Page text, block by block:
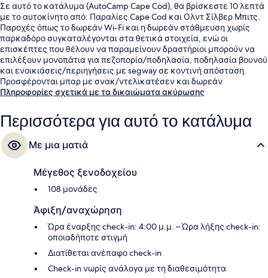
Σε αυτό το κατάλυμα (AutoCamp Cape Cod), θα βρίσκεστε 10 λεπτά
με το αυτοκίνητο από: Παραλίες Cape Cod και Ολντ Σίλβερ Μπιτς.
Παροχές όπως το δωρεάν Wi-Fi και η δωρεάν στάθμευση χωρίς
παρκαδόρο συγκαταλέγονται στα θετικά στοιχεία, ενώ οι
επισκέπτες που θέλουν να παραμείνουν δραστήριοι μπορούν να
επιλέξουν μονοπάτια για πεζοπορία/ποδηλασία, ποδηλασία βουνού
και ενοικιάσεις/περιηγήσεις με segway σε κοντινή απόσταση.
Προσφέρονται μπαρ με σνακ/ντελικατέσεν και δωρεάν
ενοικιάσεις ποδηλάτων, ενώ τα καταλύματα έχουν προσεγμένες
(premium) και μπουρνούζια. Άλλοι ταξιδιώτες λένε εξαιρετικά
πράγματα για το εξυπηρετικό προσωπικό.
Πληροφορίες σχετικά με τα δικαιώματα ακύρωσης
Περισσότερα για αυτό το κατάλυμα
Με μια ματιά
Μέγεθος ξενοδοχείου
108 μονάδες
Άφιξη/αναχώρηση
Ώρα έναρξης check-in: 4:00 μ.μ. – Ώρα λήξης check-in:
οποιαδήποτε στιγμή
Διατίθεται ανέπαφο check-in
Check-in νωρίς ανάλογα με τη διαθεσιμότητα